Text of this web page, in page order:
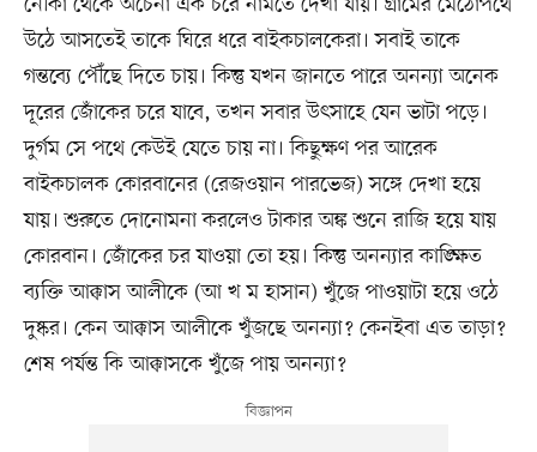
উঠে আসতেই তাকে ঘিরে ধরে বাইকচালকেরা। সবাই তাকে
গন্তব্যে পৌঁছে দিতে চায়। কিন্তু যখন জানতে পারে অনন্যা অনেক
দূরের জোঁকের চরে যাবে, তখন সবার উৎসাহে যেন ভাটা পড়ে।
দুর্গম সে পথে কেউই যেতে চায় না। কিছুক্ষণ পর আরেক
বাইকচালক কোরবানের (রেজওয়ান পারভেজ) সঙ্গে দেখা হয়ে
যায়। শুরুতে দোনোমনা করলেও টাকার অঙ্ক শুনে রাজি হয়ে যায়
কোরবান। জোঁকের চর যাওয়া তো হয়। কিন্তু অনন্যার কাঙ্ক্ষিত
ব্যক্তি আক্কাস আলীকে (আ খ ম হাসান) খুঁজে পাওয়াটা হয়ে ওঠে
দুষ্কর। কেন আক্কাস আলীকে খুঁজছে অনন্যা? কেনইবা এত তাড়া?
শেষ পর্যন্ত কি আক্কাসকে খুঁজে পায় অনন্যা?